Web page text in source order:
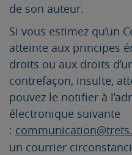
de son auteur.
Si vous estimez qu’un
atteinte aux principes
droits ou aux droits
contrefaçon, insulte,
pouvez le notifier à
électronique suivante
:
un courrier